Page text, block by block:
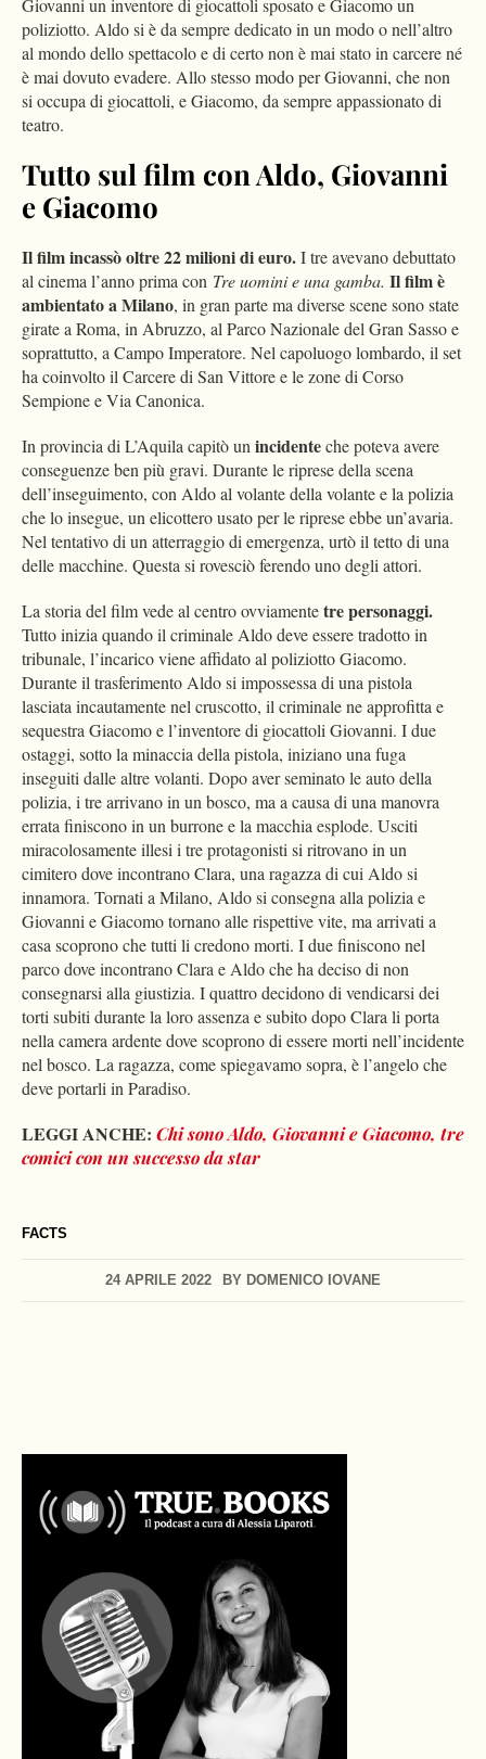
FACTS
24 APRILE 2022 BY DOMENICO IOVANE
Giovanni un inventore di giocattoli sposato e Giacomo un
poliziotto. Aldo si è da sempre dedicato in un modo o nell’altro
al mondo dello spettacolo e di certo non è mai stato in carcere né
è mai dovuto evadere. Allo stesso modo per Giovanni, che non
si occupa di giocattoli, e Giacomo, da sempre appassionato di
teatro.
Tutto sul film con Aldo, Giovanni
e Giacomo
Il film incassò oltre 22 milioni di euro.I tre avevano debuttato
al cinema l’anno prima con Tre uomini e una gamba. Il film è
ambientato a Milano, in gran parte ma diverse scene sono state
girate a Roma, in Abruzzo, al Parco Nazionale del Gran Sasso e
soprattutto, a Campo Imperatore. Nel capoluogo lombardo, il set
ha coinvolto il Carcere di San Vittore e le zone di Corso
Sempione e Via Canonica.
In provincia di L’Aquila capitò unincidenteche poteva avere
conseguenze ben più gravi. Durante le riprese della scena
dell’inseguimento, con Aldo al volante della volante e la polizia
che lo insegue, un elicottero usato per le riprese ebbe un’avaria.
Nel tentativo di un atterraggio di emergenza, urtò il tetto di una
delle macchine. Questa si rovesciò ferendo uno degli attori.
La storia del film vede al centro ovviamentetre personaggi.
Tutto inizia quando il criminale Aldo deve essere tradotto in
tribunale, l’incarico viene affidato al poliziotto Giacomo.
Durante il trasferimento Aldo si impossessa di una pistola
lasciata incautamente nel cruscotto, il criminale ne approfitta e
sequestra Giacomo e l’inventore di giocattoli Giovanni. I due
ostaggi, sotto la minaccia della pistola, iniziano una fuga
inseguiti dalle altre volanti. Dopo aver seminato le auto della
polizia, i tre arrivano in un bosco, ma a causa di una manovra
errata finiscono in un burrone e la macchia esplode. Usciti
miracolosamente illesi i tre protagonisti si ritrovano in un
cimitero dove incontrano Clara, una ragazza di cui Aldo si
innamora. Tornati a Milano, Aldo si consegna alla polizia e
Giovanni e Giacomo tornano alle rispettive vite, ma arrivati a
casa scoprono che tutti li credono morti. I due finiscono nel
parco dove incontrano Clara e Aldo che ha deciso di non
consegnarsi alla giustizia. I quattro decidono di vendicarsi dei
torti subiti durante la loro assenza e subito dopo Clara li porta
nella camera ardente dove scoprono di essere morti nell’incidente
nel bosco. La ragazza, come spiegavamo sopra, è l’angelo che
deve portarli in Paradiso.
LEGGI ANCHE: Chi sono Aldo, Giovanni e Giacomo, tre
comici con un successo da star